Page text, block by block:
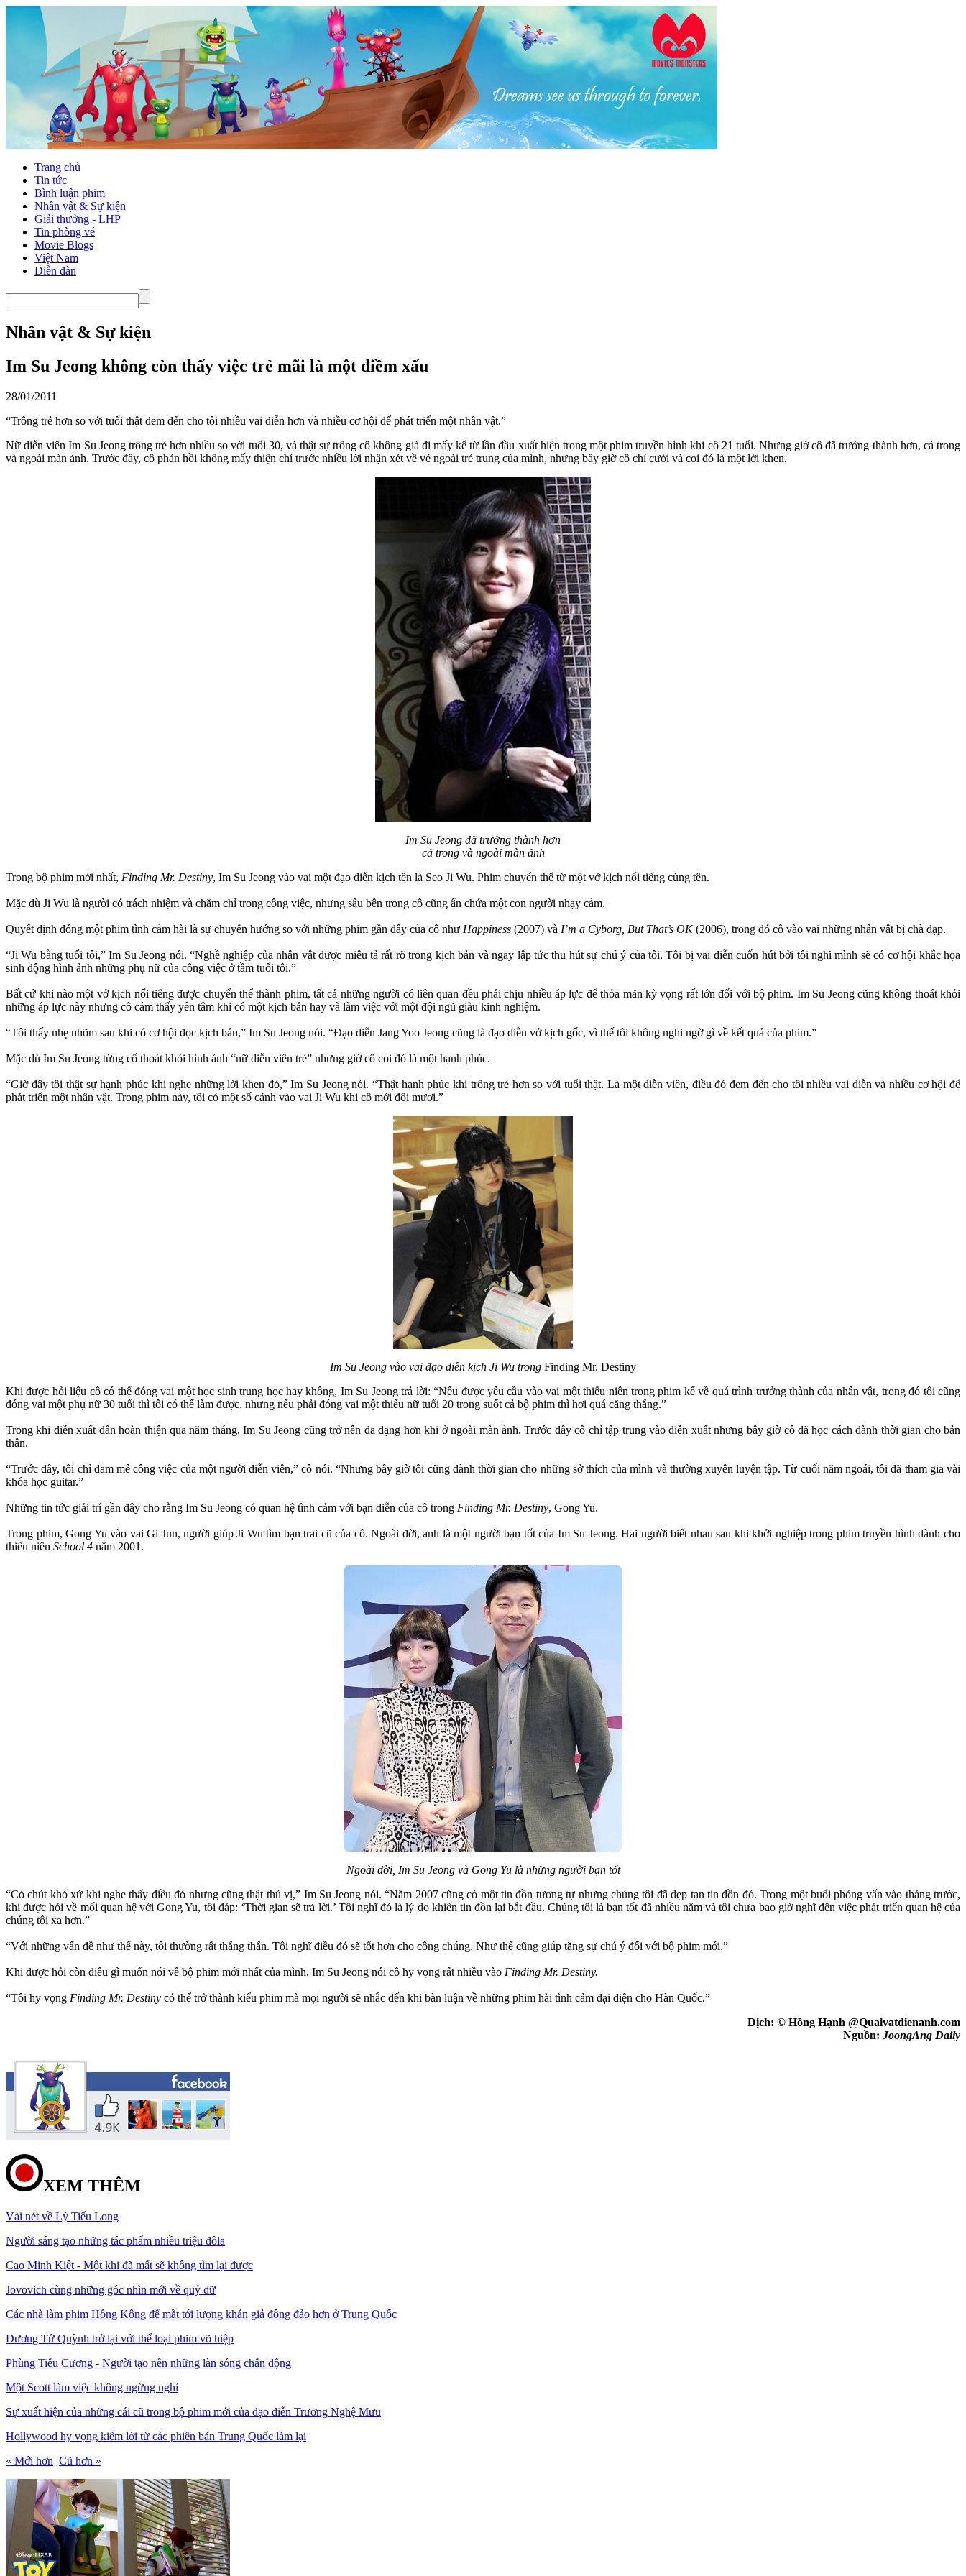
Trang chủ
Tin tức
Bình luận phim
Nhân vật & Sự kiện
Giải thưởng - LHP
Tin phòng vé
Movie Blogs
Việt Nam
Diễn đàn
Nhân vật & Sự kiện
Im Su Jeong không còn thấy việc trẻ mãi là một điềm xấu
28/01/2011
“Trông trẻ hơn so với tuổi thật đem đến cho tôi nhiều vai diễn hơn và nhiều cơ hội để phát triển một nhân vật.”
Nữ diễn viên Im Su Jeong trông trẻ hơn nhiều so với tuổi 30, và thật sự trông cô không già đi mấy kể từ lần đầu xuất hiện trong một phim truyền hình khi cô 21 tuổi. Nhưng giờ cô đã trưởng thành hơn, cả trong
và ngoài màn ảnh. Trước đây, cô phản hồi không mấy thiện chí trước nhiều lời nhận xét về vẻ ngoài trẻ trung của mình, nhưng bây giờ cô chỉ cười và coi đó là một lời khen.
Im Su Jeong đã trưởng thành hơn
cả trong và ngoài màn ảnh
Trong bộ phim mới nhất, Finding Mr. Destiny, Im Su Jeong vào vai một đạo diễn kịch tên là Seo Ji Wu. Phim chuyển thể từ một vở kịch nổi tiếng cùng tên.
Mặc dù Ji Wu là người có trách nhiệm và chăm chỉ trong công việc, nhưng sâu bên trong cô cũng ẩn chứa một con người nhạy cảm.
Quyết định đóng một phim tình cảm hài là sự chuyển hướng so với những phim gần đây của cô như Happiness (2007) và I’m a Cyborg, But That’s OK(2006), trong đó cô vào vai những nhân vật bị chà đạp.
“Ji Wu bằng tuổi tôi,” Im Su Jeong nói. “Nghề nghiệp của nhân vật được miêu tả rất rõ trong kịch bản và ngay lập tức thu hút sự chú ý của tôi. Tôi bị vai diễn cuốn hút bởi tôi nghĩ mình sẽ có cơ hội khắc họa
sinh động hình ảnh những phụ nữ của công việc ở tầm tuổi tôi.”
Bất cứ khi nào một vở kịch nổi tiếng được chuyển thể thành phim, tất cả những người có liên quan đều phải chịu nhiều áp lực để thỏa mãn kỳ vọng rất lớn đối với bộ phim. Im Su Jeong cũng không thoát khỏi
những áp lực này nhưng cô cảm thấy yên tâm khi có một kịch bản hay và làm việc với một đội ngũ giàu kinh nghiệm.
“Tôi thấy nhẹ nhõm sau khi có cơ hội đọc kịch bản,” Im Su Jeong nói. “Đạo diễn Jang Yoo Jeong cũng là đạo diễn vở kịch gốc, vì thế tôi không nghi ngờ gì về kết quả của phim.”
Mặc dù Im Su Jeong từng cố thoát khỏi hình ảnh “nữ diễn viên trẻ” nhưng giờ cô coi đó là một hạnh phúc.
“Giờ đây tôi thật sự hạnh phúc khi nghe những lời khen đó,” Im Su Jeong nói. “Thật hạnh phúc khi trông trẻ hơn so với tuổi thật. Là một diễn viên, điều đó đem đến cho tôi nhiều vai diễn và nhiều cơ hội để
phát triển một nhân vật. Trong phim này, tôi có một số cảnh vào vai Ji Wu khi cô mới đôi mươi.”
Im Su Jeong vào vai đạo diễn kịch Ji Wu trong Finding Mr. Destiny
Khi được hỏi liệu cô có thể đóng vai một học sinh trung học hay không, Im Su Jeong trả lời: “Nếu được yêu cầu vào vai một thiếu niên trong phim kể về quá trình trưởng thành của nhân vật, trong đó tôi cũng
đóng vai một phụ nữ 30 tuổi thì tôi có thể làm được, nhưng nếu phải đóng vai một thiếu nữ tuổi 20 trong suốt cả bộ phim thì hơi quá căng thẳng.”
Trong khi diễn xuất dần hoàn thiện qua năm tháng, Im Su Jeong cũng trở nên đa dạng hơn khi ở ngoài màn ảnh. Trước đây cô chỉ tập trung vào diễn xuất nhưng bây giờ cô đã học cách dành thời gian cho bản
thân.
“Trước đây, tôi chỉ đam mê công việc của một người diễn viên,” cô nói. “Nhưng bây giờ tôi cũng dành thời gian cho những sở thích của mình và thường xuyên luyện tập. Từ cuối năm ngoái, tôi đã tham gia vài
khóa học guitar.”
Những tin tức giải trí gần đây cho rằng Im Su Jeong có quan hệ tình cảm với bạn diễn của cô trong Finding Mr. Destiny, Gong Yu.
Trong phim, Gong Yu vào vai Gi Jun, người giúp Ji Wu tìm bạn trai cũ của cô. Ngoài đời, anh là một người bạn tốt của Im Su Jeong. Hai người biết nhau sau khi khởi nghiệp trong phim truyền hình dành cho
thiếu niên School 4 năm 2001.
Ngoài đời, Im Su Jeong và Gong Yu là những người bạn tốt
“Có chút khó xử khi nghe thấy điều đó nhưng cũng thật thú vị,” Im Su Jeong nói. “Năm 2007 cũng có một tin đồn tương tự nhưng chúng tôi đã dẹp tan tin đồn đó. Trong một buổi phỏng vấn vào tháng trước,
khi được hỏi về mối quan hệ với Gong Yu, tôi đáp: ‘Thời gian sẽ trả lời.’ Tôi nghĩ đó là lý do khiến tin đồn lại bắt đầu. Chúng tôi là bạn tốt đã nhiều năm và tôi chưa bao giờ nghĩ đến việc phát triển quan hệ của
chúng tôi xa hơn.”
“Với những vấn đề như thế này, tôi thường rất thẳng thắn. Tôi nghĩ điều đó sẽ tốt hơn cho công chúng. Như thế cũng giúp tăng sự chú ý đối với bộ phim mới.”
Khi được hỏi còn điều gì muốn nói về bộ phim mới nhất của mình, Im Su Jeong nói cô hy vọng rất nhiều vào Finding Mr. Destiny.
“Tôi hy vọng Finding Mr. Destiny có thể trở thành kiểu phim mà mọi người sẽ nhắc đến khi bàn luận về những phim hài tình cảm đại diện cho Hàn Quốc.”
Dịch: © Hồng Hạnh @Quaivatdienanh.com
Nguồn: JoongAng Daily
XEM THÊM
Vài nét về Lý Tiểu Long
Người sáng tạo những tác phẩm nhiều triệu đôla
Cao Minh Kiệt - Một khi đã mất sẽ không tìm lại được
Jovovich cùng những góc nhìn mới về quỷ dữ
Các nhà làm phim Hồng Kông để mắt tới lượng khán giả đông đảo hơn ở Trung Quốc
Dương Tử Quỳnh trở lại với thể loại phim võ hiệp
Phùng Tiểu Cương - Người tạo nên những làn sóng chấn động
Một Scott làm việc không ngừng nghỉ
Sự xuất hiện của những cái cũ trong bộ phim mới của đạo diễn Trương Nghệ Mưu
Hollywood hy vọng kiếm lời từ các phiên bản Trung Quốc làm lại
« Mới hơn Cũ hơn »